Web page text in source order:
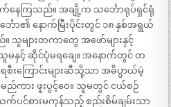
နေကြသည်။ အချို့က သင်္ဘောရုပ်ရှင်ရုံ
ာ၏ နောက်မြီးပိုင်းတွင် ၁၈ နှစ်အရွယ်
သူများတကာတွေ အဖော်များနှင့်
မနှင့် ဆိုင်ပုံမရချေ။ အနောက်တွင် တ
းကြောင်းများဆီသို့သာ အဓိပ္ပာယ်မဲ့
ကား ဖူးပွင့်ဝေ။ သူမတွင် ငယ်စဉ်
စားမကုန်သည့် စည်းစိမ်ချမ်းသာ